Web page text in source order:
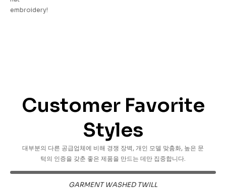
embroidery!
Customer Favorite
Styles
대부분의 다른 공급업체에 비해 경쟁 장벽, 개인 모델 맞춤화, 높은 문
턱의 인증을 갖춘 좋은 제품을 만드는 데만 집중합니다.
GARMENT WASHED TWILL